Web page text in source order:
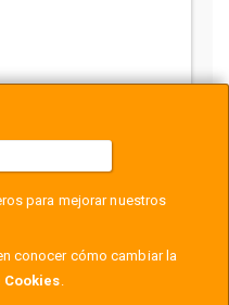
para mejorar nuestros
conocer cómo cambiar la
.
- Tfno: